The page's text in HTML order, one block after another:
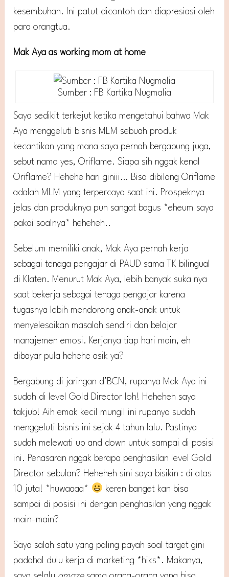
kesembuhan. Ini patut dicontoh dan diapresiasi oleh
para orangtua.
Mak Aya as working mom at home
Sumber : FB Kartika Nugmalia
Saya sedikit terkejut ketika mengetahui bahwa Mak
Aya menggeluti bisnis MLM sebuah produk
kecantikan yang mana saya pernah bergabung juga,
sebut nama yes, Oriflame. Siapa sih nggak kenal
Oriflame? Hehehe hari giniii… Bisa dibilang Oriflame
adalah MLM yang terpercaya saat ini. Prospeknya
jelas dan produknya pun sangat bagus *eheum saya
pakai soalnya* heheheh..
Sebelum memiliki anak, Mak Aya pernah kerja
sebagai tenaga pengajar di PAUD sama TK bilingual
di Klaten. Menurut Mak Aya, lebih banyak suka nya
saat bekerja sebagai tenaga pengajar karena
tugasnya lebih mendorong anak-anak untuk
menyelesaikan masalah sendiri dan belajar
manajemen emosi. Kerjanya tiap hari main, eh
dibayar pula hehehe asik ya?
Bergabung di jaringan d’BCN, rupanya Mak Aya ini
sudah di level Gold Director loh! Heheheh saya
takjub! Aih emak kecil mungil ini rupanya sudah
menggeluti bisnis ini sejak 4 tahun lalu. Pastinya
sudah melewati up and down untuk sampai di posisi
ini. Penasaran nggak berapa penghasilan level Gold
Director sebulan? Heheheh sini saya bisikin : di atas
10 juta! *huwaaaa*
keren banget kan bisa
sampai di posisi ini dengan penghasilan yang nggak
main-main?
Saya salah satu yang paling payah soal target gini
padahal dulu kerja di marketing *hiks*. Makanya,